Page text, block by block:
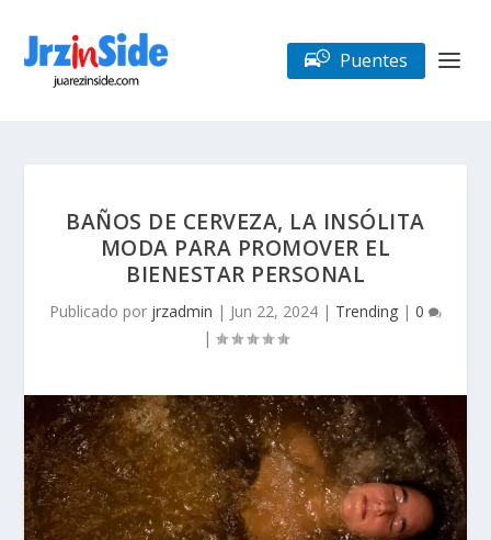
Puentes
BAÑOS DE CERVEZA, LA INSÓLITA
MODA PARA PROMOVER EL
BIENESTAR PERSONAL
Publicado por jrzadmin | Jun 22, 2024 | Trending | 0
|